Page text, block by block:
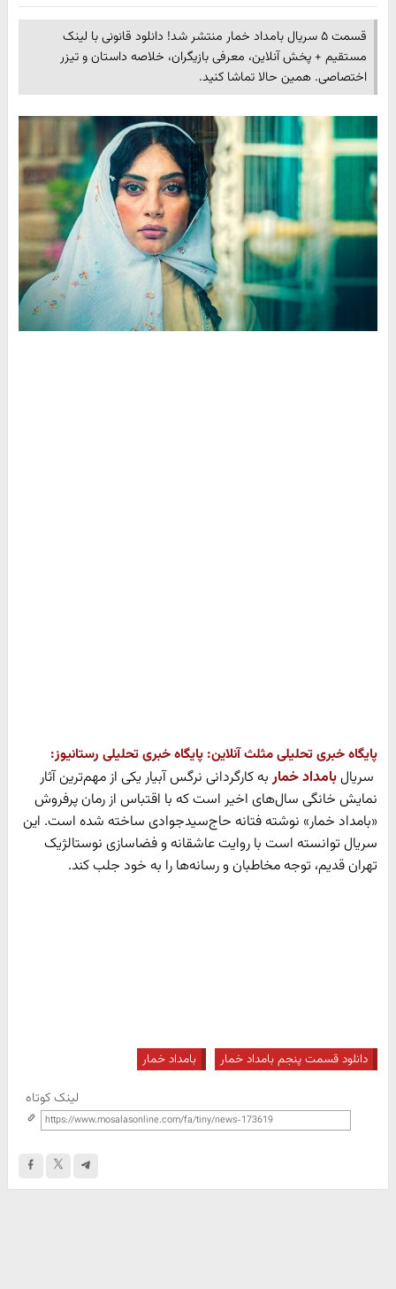
قسمت ۵ سریال بامداد خمار منتشر شد! دانلود قانونی با لینک
مستقیم + پخش آنلاین، معرفی بازیگران، خلاصه داستان و تیزر
اختصاصی. همین حالا تماشا کنید.
پایگاه خبری تحلیلی مثلث آنلاین: پایگاه خبری تحلیلی رستانیوز:
سریالبامداد خماربه کارگردانی نرگس آبیار یکی از مهم‌ترین آثار
نمایش خانگی سال‌های اخیر است که با اقتباس از رمان پرفروش
«بامداد خمار» نوشته فتانه حاج‌سیدجوادی ساخته شده است. این
سریال توانسته است با روایت عاشقانه و فضاسازی نوستالژیک
تهران قدیم، توجه مخاطبان و رسانه‌ها را به خود جلب کند.
دانلود قسمت پنجم بامداد خمار بامداد خمار
لینک کوتاه